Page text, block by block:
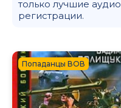
только лучшие
регистрации.
Попаданцы ВОВ